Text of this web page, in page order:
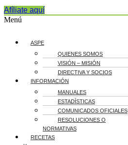
Afíliate aquí
Menú
ASPE
QUIENES SOMOS
VISIÓN – MISIÓN
DIRECTIVA Y SOCIOS
INFORMACIÓN
MANUALES
ESTADÍSTICAS
COMUNICADOS OFICIALES
RESOLUCIONES O
NORMATIVAS
RECETAS